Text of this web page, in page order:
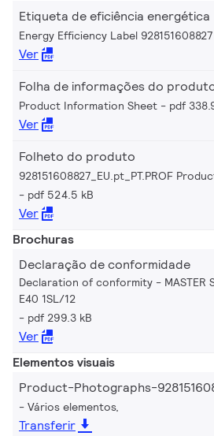
Etiqueta de eficiência energética
Energy Efficiency Label 928151608827
Ver
Folha de informações do
Product Information Sheet pdf
Ver
Folheto do produto
928151608827_EU.pt_PT.PROF
pdf 524.5 kB
Ver
Brochuras
Declaração de conformidade
Declaration of conformity - MASTER
E40 1SL/12
pdf 299.3 kB
Ver
Elementos visuais
Product-Photographs-
Vários elementos,
Transferir